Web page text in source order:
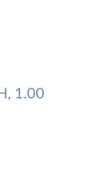
1.00